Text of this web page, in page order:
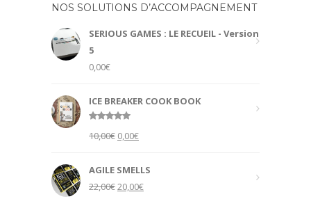
NOS SOLUTIONS D’ACCOMPAGNEMENT
SERIOUS GAMES : LE RECUEIL - Version
5
0,00€
ICE BREAKER COOK BOOK
out of 5
10,00€ Original
was:
10,00€.
0,00€Current
is:
0,00€.
AGILE SMELLS
22,00€ Original
20,00€Current